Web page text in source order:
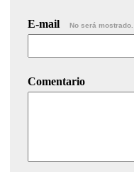
E-mail No será mostrado.
Comentario